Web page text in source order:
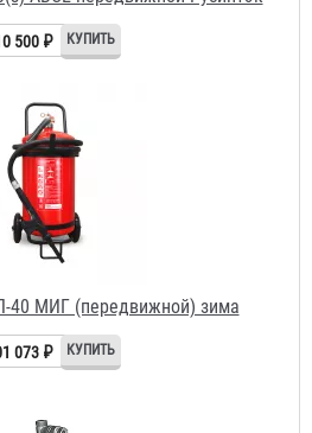
40 МИГ (передвижной) зима
073 ₽